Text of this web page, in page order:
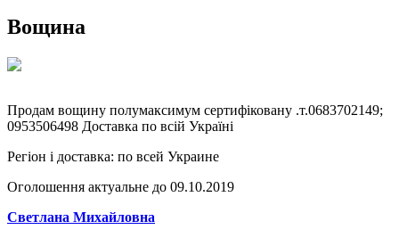
Вощина
Продам вощину полумаксимум сертифіковану .т.0683702149;
0953506498 Доставка по всій Україні
Регіон і доставка: по всей Украине
Оголошення актуальне до 09.10.2019
Светлана Михайловна